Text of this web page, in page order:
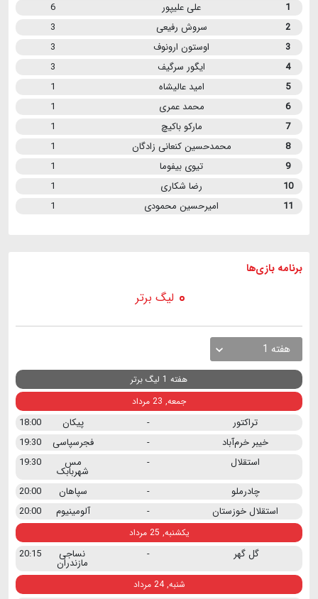
1 علی علیپور
6
2
سروش رفیعی
3
3
اوستون ارونوف
3
4
ایگور سرگیف
3
5
امید عالیشاه
1
6
محمد عمری
1
7
مارکو باکیچ
1
8
محمدحسین کنعانی زادگان
1
9
تیوی بیفوما
1
10
رضا شکاری
1
11
امیرحسین محمودی 1
برنامه بازی ها
لیگ برتر
هفته 1
هفته 1 لیگ برتر
جمعه, 23 مرداد
تراکتور - پیکان
18:00
خیبر خرم‌آباد
- فجرسپاسی
19:30
استقلال
- مس
شهربابک
19:30
چادرملو
- سپاهان
20:00
استقلال خوزستان
- آلومینیوم 20:00
یکشنبه, 25 مرداد
گل گهر - نساجی
مازندران
20:15
شنبه, 24 مرداد